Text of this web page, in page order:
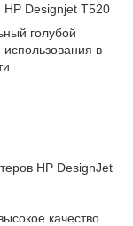
Designjet T520
голубой
в
HP DesignJet
качество